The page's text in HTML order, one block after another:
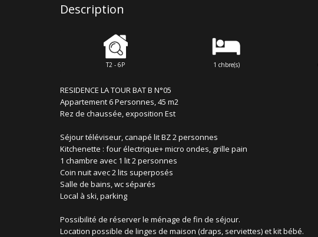
Description
T2 - 6P 1 chbre(s)
RESIDENCE LA TOUR BAT B N°05
Appartement 6 Personnes, 45 m2
Rez de chaussée, exposition Est
Séjour téléviseur, canapé lit BZ 2 personnes
Kitchenette : four électrique+ micro ondes, grille pain
1 chambre avec 1 lit 2 personnes
Coin nuit avec 2 lits superposés
Salle de bains, wc séparés
Local à ski, parking
Possibilité de réserver le ménage de fin de séjour.
Location possible de linges de maison (draps, serviettes) et kit bébé.